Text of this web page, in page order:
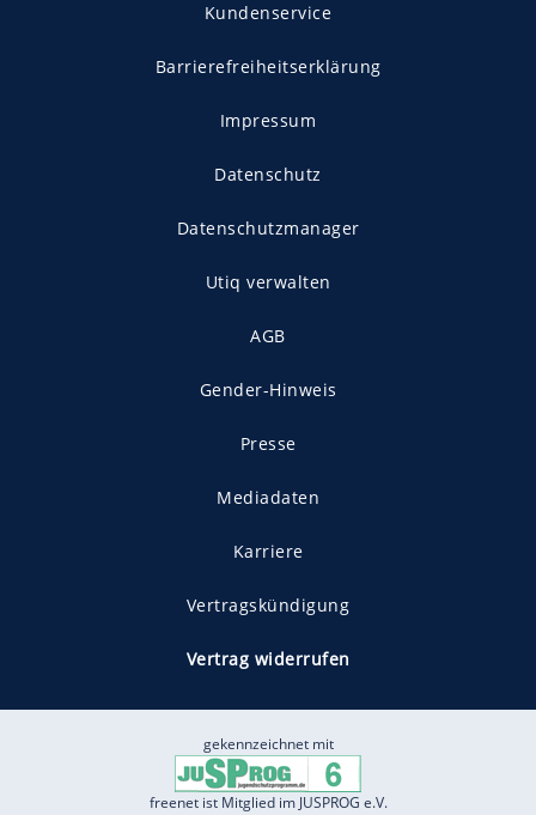
Kundenservice
Barrierefreiheitserklärung
Impressum
Datenschutz
Datenschutzmanager
Utiq verwalten
AGB
Gender-Hinweis
Presse
Mediadaten
Karriere
Vertragskündigung
Vertrag widerrufen
gekennzeichnet mit
freenet ist Mitglied im JUSPROG e.V.